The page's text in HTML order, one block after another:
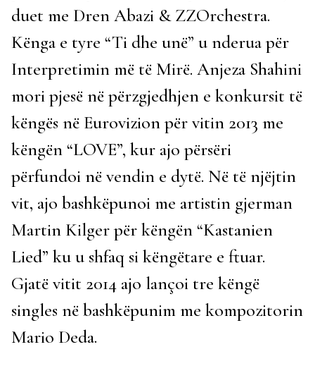
duet me Dren Abazi & ZZOrchestra.
Kënga e tyre “Ti dhe unë” u nderua për
Interpretimin më të Mirë. Anjeza Shahini
mori pjesë në përzgjedhjen e konkursit të
këngës në Eurovizion për vitin 2013 me
këngën “LOVE”, kur ajo përsëri
përfundoi në vendin e dytë. Në të njëjtin
vit, ajo bashkëpunoi me artistin gjerman
Martin Kilger për këngën “Kastanien
Lied” ku u shfaq si këngëtare e ftuar.
Gjatë vitit 2014 ajo lançoi ​​tre këngë
singles në bashkëpunim me kompozitorin
Mario Deda.